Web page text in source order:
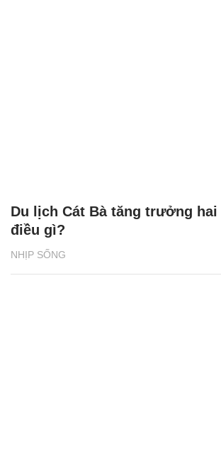
NHỊP SỐNG
Du lịch Cát Bà tăng trưởng
điều gì?